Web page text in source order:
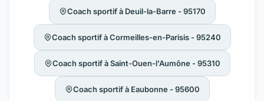
Coach sportif à Deuil-la-Barre - 95170
Coach sportif à Cormeilles-en-Parisis - 95240
Coach sportif à Saint-Ouen-l'Aumône - 95310
Coach sportif à Eaubonne - 95600